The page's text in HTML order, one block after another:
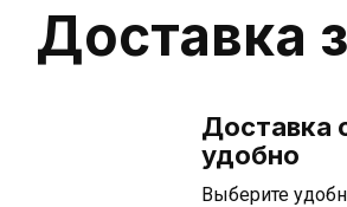
Доставка
Доставка
удобно
Выберите